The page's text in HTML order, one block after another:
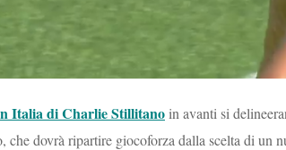
Italia di Charlie Stillitano in avanti si
che dovrà ripartire giocoforza dalla scelta di un